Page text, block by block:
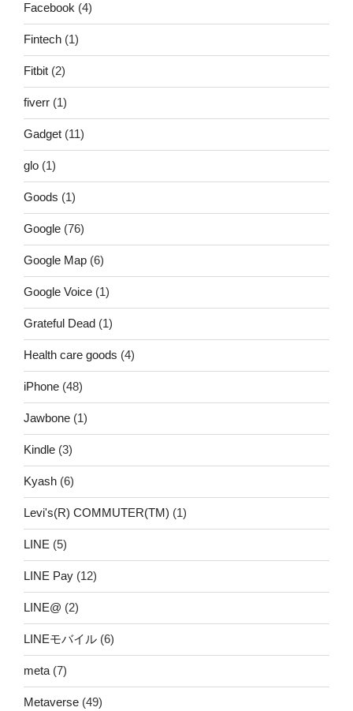
Facebook (4)
Fintech (1)
Fitbit (2)
fiverr (1)
Gadget (11)
glo (1)
Goods (1)
Google (76)
Google Map (6)
Google Voice (1)
Grateful Dead (1)
Health care goods (4)
iPhone (48)
Jawbone (1)
Kindle (3)
Kyash (6)
Levi's(R) COMMUTER(TM) (1)
LINE (5)
LINE Pay (12)
LINE@ (2)
LINEモバイル (6)
meta (7)
Metaverse (49)